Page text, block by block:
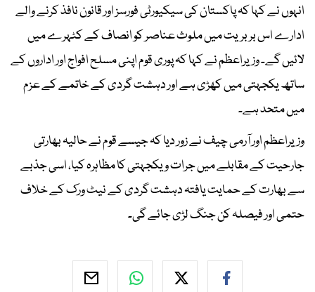
انہوں نے کہا کہ پاکستان کی سیکیورٹی فورسز اور قانون نافذ کرنے والے
ادارے اس بربریت میں ملوث عناصر کو انصاف کے کٹہرے میں
لائیں گے۔ وزیراعظم نے کہا کہ پوری قوم اپنی مسلح افواج اور اداروں کے
ساتھ یکجہتی میں کھڑی ہے اور دہشت گردی کے خاتمے کے عزم
میں متحد ہے۔
وزیراعظم اور آرمی چیف نے زور دیا کہ جیسے قوم نے حالیہ بھارتی
جارحیت کے مقابلے میں جرات و یکجہتی کا مظاہرہ کیا، اسی جذبے
سے بھارت کے حمایت یافتہ دہشت گردی کے نیٹ ورک کے خلاف
حتمی اور فیصلہ کن جنگ لڑی جائے گی۔